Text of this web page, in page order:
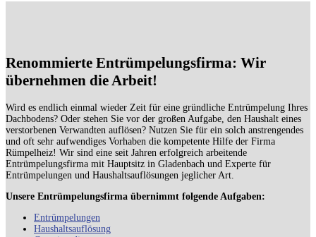
Renommierte Entrümpelungsfirma: Wir
übernehmen die Arbeit!
Wird es endlich einmal wieder Zeit für eine gründliche Entrümpelung Ihres
Dachbodens? Oder stehen Sie vor der großen Aufgabe, den Haushalt eines
verstorbenen Verwandten auflösen? Nutzen Sie für ein solch anstrengendes
und oft sehr aufwendiges Vorhaben die kompetente Hilfe der Firma
Rümpelheiz! Wir sind eine seit Jahren erfolgreich arbeitende
Entrümpelungsfirma mit Hauptsitz in Gladenbach und Experte für
Entrümpelungen und Haushaltsauflösungen jeglicher Art.
Unsere Entrümpelungsfirma übernimmt folgende Aufgaben:
Entrümpelungen
Haushaltsauflösung